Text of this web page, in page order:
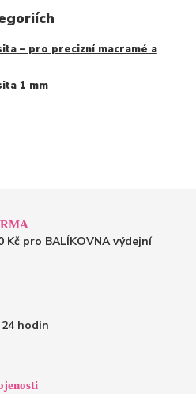
– pro precizní macramé a
1 mm
Kč pro BALÍKOVNA výdejní
hodin